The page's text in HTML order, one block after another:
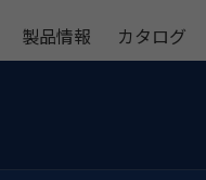
製品情報 カタログ